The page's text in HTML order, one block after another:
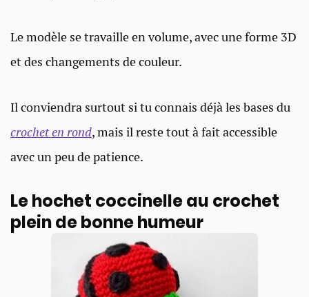
Le modèle se travaille en volume, avec une forme 3D
et des changements de couleur.
Il conviendra surtout si tu connais déjà les bases du
crochet en rond, mais il reste tout à fait accessible
avec un peu de patience.
Le hochet coccinelle au crochet
plein de bonne humeur